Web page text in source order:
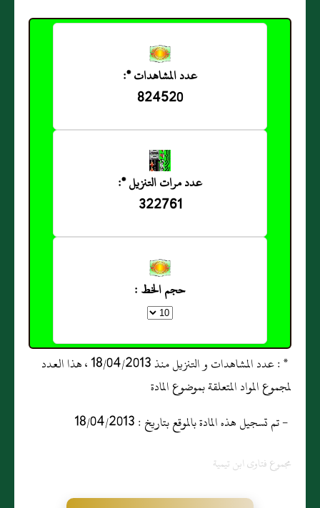
عدد المشاهدات *:
824520
عدد مرات التنزيل *:
322761
حجم الخط :
* : عدد المشاهدات و التنزيل منذ 18/04/2013 ، هذا العدد
لمجموع المواد المتعلقة بموضوع المادة
- تم تسجيل هذه المادة بالموقع بتاريخ : 18/04/2013
مجموع فتاوى ابن تيمية